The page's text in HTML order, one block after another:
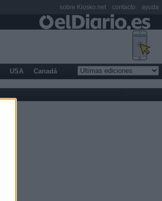
USA Canadá
sobre Kiosko.net contacto ayuda